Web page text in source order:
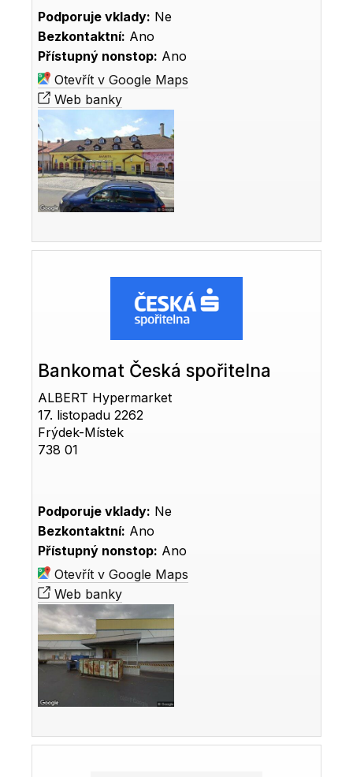
Podporuje vklady: Ne
Bezkontaktní: Ano
Přístupný nonstop: Ano
Otevřít v Google Maps
Web banky
Bankomat Česká spořitelna
ALBERT Hypermarket
17. listopadu 2262
Frýdek-Místek
738 01
Podporuje vklady: Ne
Bezkontaktní: Ano
Přístupný nonstop: Ano
Otevřít v Google Maps
Web banky